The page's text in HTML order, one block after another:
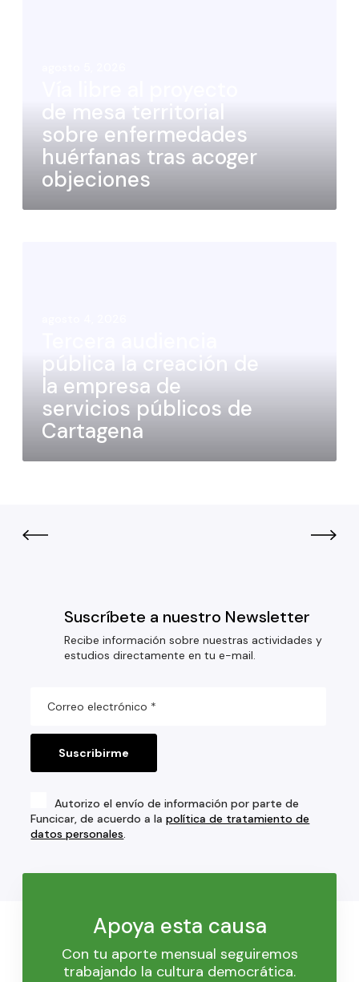
de mesa territorial
sobre enfermedades
huérfanas tras acoger
objeciones
pública la creación de
la empresa de
servicios públicos de
Cartagena
Suscríbete a nuestro Newsletter
Recibe información sobre nuestras actividades y
estudios directamente en tu e-mail.
Autorizo el envío de información por parte de
Funcicar, de acuerdo a lapolítica de tratamiento de
datos personales.
Apoya esta causa
Con tu aporte mensual seguiremos
trabajando la cultura democrática.